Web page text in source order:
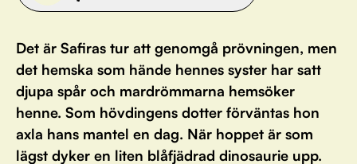
Det är Safiras tur att genomgå prövningen, men
det hemska som hände hennes syster har satt
djupa spår och mardrömmarna hemsöker
henne. Som hövdingens dotter förväntas hon
axla hans mantel en dag. När hoppet är som
lägst dyker en liten blåfjädrad dinosaurie upp.